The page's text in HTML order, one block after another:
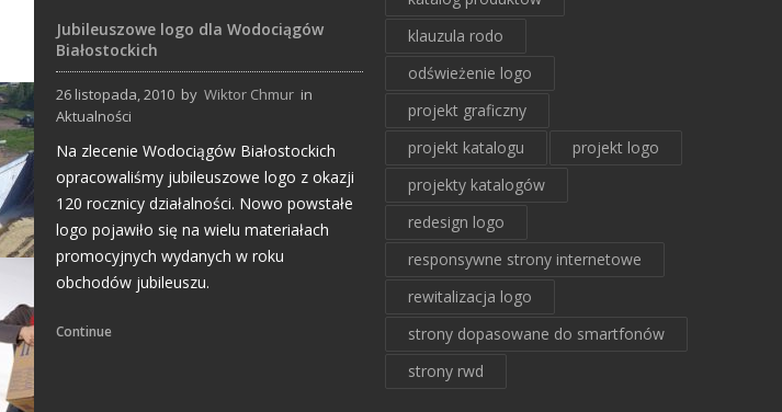
Jubileuszowe logo dla Wodociągów
Białostockich
26 listopada, 2010 by Wiktor Chmur in
Aktualności
Na zlecenie Wodociągów Białostockich
opracowaliśmy jubileuszowe logo z okazji
120 rocznicy działalności. Nowo powstałe
logo pojawiło się na wielu materiałach
promocyjnych wydanych w roku
obchodów jubileuszu.
Continue
klauzula rodo
odświeżenie logo
projekt graficzny
projekt katalogu
projekt logo
projekty katalogów
redesign logo
responsywne strony internetowe
rewitalizacja logo
strony dopasowane do smartfonów
strony rwd